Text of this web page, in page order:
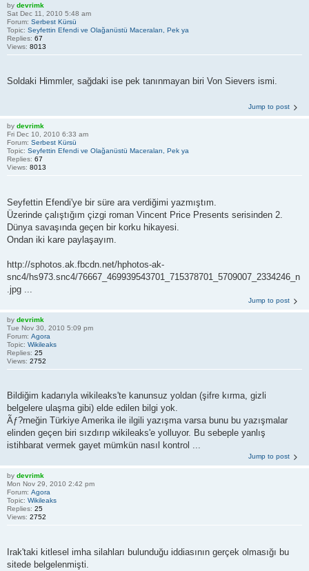
by devrimk
Sat Dec 11, 2010 5:48 am
Forum: Serbest Kürsü
Topic: Seyfettin Efendi ve Olağanüstü Maceraları, Pek ya
Replies: 67
Views: 8013
Soldaki Himmler, sağdaki ise pek tanınmayan biri Von Sievers ismi.
Jump to post
by devrimk
Fri Dec 10, 2010 6:33 am
Forum: Serbest Kürsü
Topic: Seyfettin Efendi ve Olağanüstü Maceraları, Pek ya
Replies: 67
Views: 8013
Seyfettin Efendi'ye bir süre ara verdiğimi yazmıştım.
Üzerinde çalıştığım çizgi roman Vincent Price Presents serisinden 2.
Dünya savaşında geçen bir korku hikayesi.
Ondan iki kare paylaşayım.
http://sphotos.ak.fbcdn.net/hphotos-ak-
snc4/hs973.snc4/76667_469939543701_715378701_5709007_2334246_n
.jpg ...
Jump to post
by devrimk
Tue Nov 30, 2010 5:09 pm
Forum: Agora
Topic: Wikileaks
Replies: 25
Views: 2752
Bildiğim kadarıyla wikileaks'te kanunsuz yoldan (şifre kırma, gizli
belgelere ulaşma gibi) elde edilen bilgi yok.
Ãƒ?rneğin Türkiye Amerika ile ilgili yazışma varsa bunu bu yazışmalar
elinden geçen biri sızdırıp wikileaks'e yolluyor. Bu sebeple yanlış
istihbarat vermek gayet mümkün nasıl kontrol ...
Jump to post
by devrimk
Mon Nov 29, 2010 2:42 pm
Forum: Agora
Topic: Wikileaks
Replies: 25
Views: 2752
Irak'taki kitlesel imha silahları bulunduğu iddiasının gerçek olmasığı bu
sitede belgelenmişti.